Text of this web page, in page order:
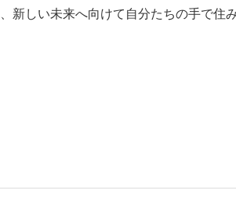
新しい未来へ向けて自分たちの手で住